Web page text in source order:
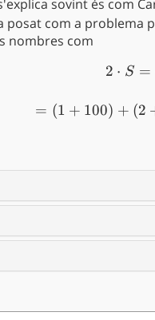
-2, -1, 0, 1, 2,
\ldots\}
sovint és com
posat com a
nombres com
2 ⋅ S =
= (1 + 100) + (2